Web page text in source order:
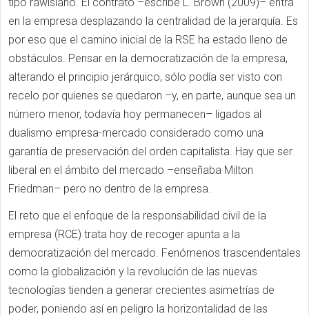
en la empresa desplazando la centralidad de la jerarquía. Es
por eso que el camino inicial de la RSE ha estado lleno de
obstáculos. Pensar en la democratización de la empresa,
alterando el principio jerárquico, sólo podía ser visto con
recelo por quienes se quedaron –y, en parte, aunque sea un
número menor, todavía hoy permanecen– ligados al
dualismo empresa-mercado considerado como una
garantía de preservación del orden capitalista. Hay que ser
liberal en el ámbito del mercado –enseñaba Milton
Friedman– pero no dentro de la empresa.
El reto que el enfoque de la responsabilidad civil de la
empresa (RCE) trata hoy de recoger apunta a la
democratización del mercado. Fenómenos trascendentales
como la globalización y la revolución de las nuevas
tecnologías tienden a generar crecientes asimetrías de
poder, poniendo así en peligro la horizontalidad de las